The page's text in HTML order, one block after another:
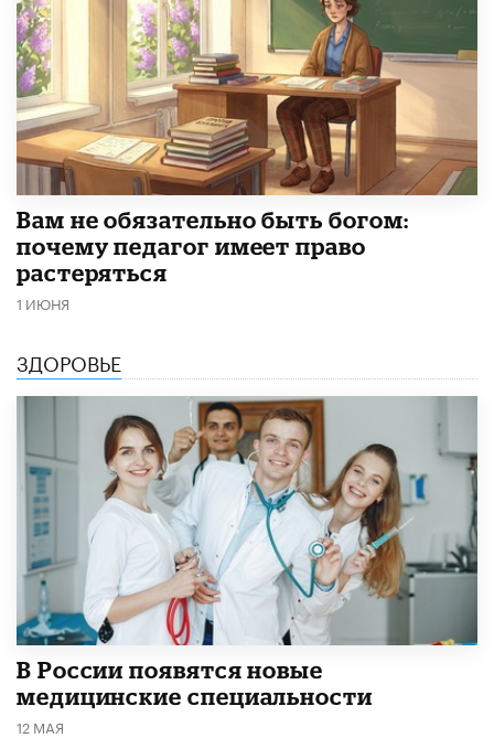
​Вам не обязательно быть богом:
почему педагог имеет право
растеряться
1 ИЮНЯ
ЗДОРОВЬЕ
В России появятся новые
медицинские специальности
12 МАЯ